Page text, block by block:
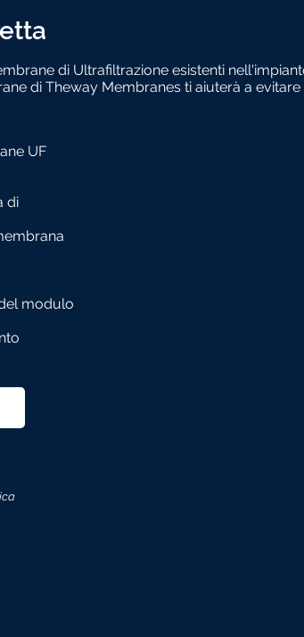
di Ultrafiltrazione esistenti
di Theway Membranes ti aiuterà a
UF
di
modulo